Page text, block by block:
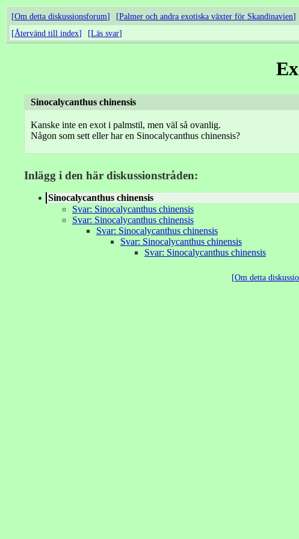
Om detta diskussionsforum Palmer och andra exotiska växter för Skandinavien
Återvänd till index
Läs svar
Sinocalycanthus chinensis
Kanske inte en exot i palmstil, men väl så ovanlig.
Någon som sett eller har en Sinocalycanthus chinensis?
Inlägg i den här diskussionstråden:
Sinocalycanthus chinensis
Svar: Sinocalycanthus chinensis
Svar: Sinocalycanthus chinensis
Svar: Sinocalycanthus chinensis
Svar: Sinocalycanthus chinensis
Svar: Sinocalycanthus chinensis
Om detta